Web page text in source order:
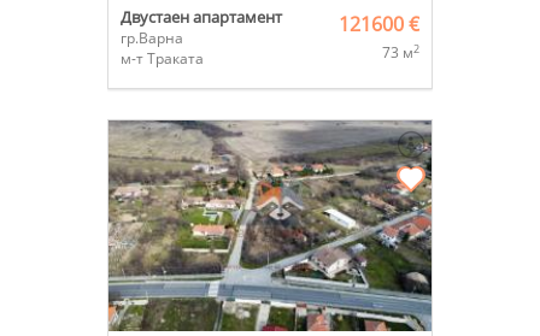
Двустаен апартамент
гр.Варна
м-т Траката
121600 €
73 м2